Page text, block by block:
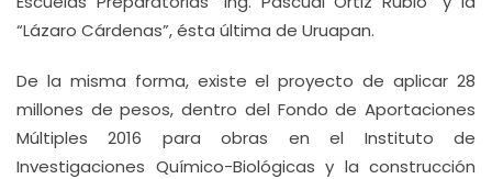
“Lázaro Cárdenas”, ésta última de Uruapan.
De la misma forma, existe el proyecto de aplicar 28
millones de pesos, dentro del Fondo de Aportaciones
Múltiples 2016 para obras en el Instituto de
Investigaciones Químico-Biológicas y la construcción